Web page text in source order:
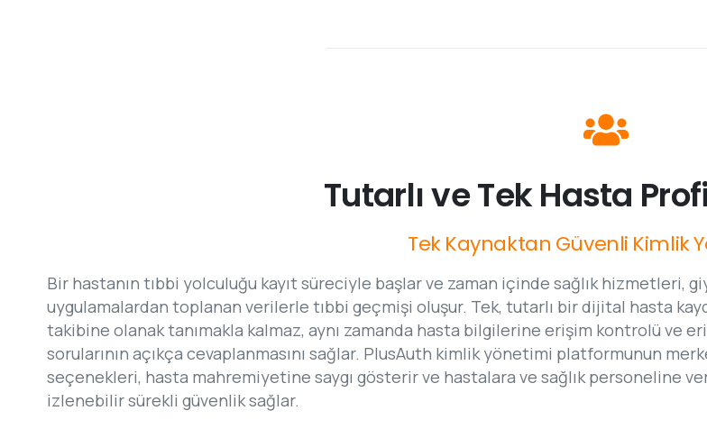
TutarlıveTekHasta
Tek Kaynaktan Güvenli Kimlik
Bir hastanın tıbbi yolculuğu kayıt süreciyle başlar ve zaman içinde sağlık
uygulamalardan toplanan verilerle tıbbi geçmişi oluşur. Tek, tutarlı bir dijital hasta
takibine olanak tanımakla kalmaz, aynı zamanda hasta bilgilerine erişim kontrolü ve
sorularının açıkça cevaplanmasını sağlar. PlusAuth kimlik yönetimi platformunun
seçenekleri, hasta mahremiyetine saygı gösterir ve hastalara ve sağlık personeline
izlenebilir sürekli güvenlik sağlar.